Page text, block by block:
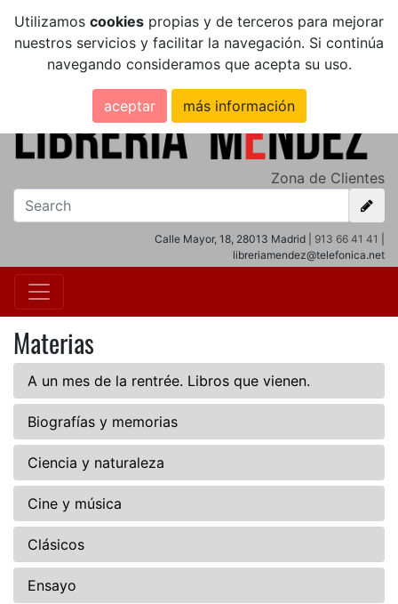
Utilizamos cookies propias y de terceros para mejorar
nuestros servicios y facilitar la navegación. Si continúa
navegando consideramos que acepta su uso.
aceptar más información
Zona de Clientes
Calle Mayor, 18, 28013 Madrid | 913 66 41 41
libreriamendez@telefonica.net
Materias
A un mes de la rentrée. Libros que vienen.
Biografías y memorias
Ciencia y naturaleza
Cine y música
Clásicos
Ensayo